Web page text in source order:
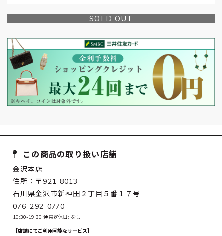
SOLD OUT
この商品の取り扱い店舗
金沢本店
住所：〒921-8013
石川県金沢市新神田２丁目５番１７号
076-292-0770
10:30-19:30 通常定休日: なし
【店舗にてご利用可能なサービス】